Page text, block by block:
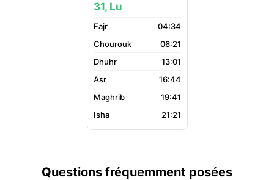
31, Lu
04:34
06:21
13:01
16:44
19:41
21:21
Questions fréquemment posées